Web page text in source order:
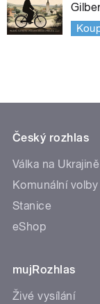
Český rozhlas
Válka na Ukrajině
Komunální volby
Stanice
eShop
mujRozhlas
Živé vysílání